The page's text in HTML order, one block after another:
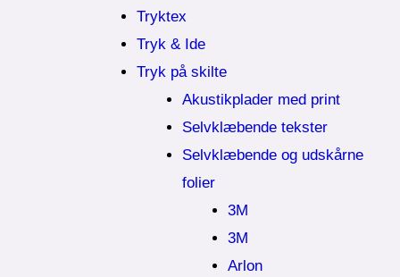
Tryktex
Tryk & Ide
Tryk på skilte
Akustikplader med print
Selvklæbende tekster
Selvklæbende og udskårne
folier
3M
3M
Arlon